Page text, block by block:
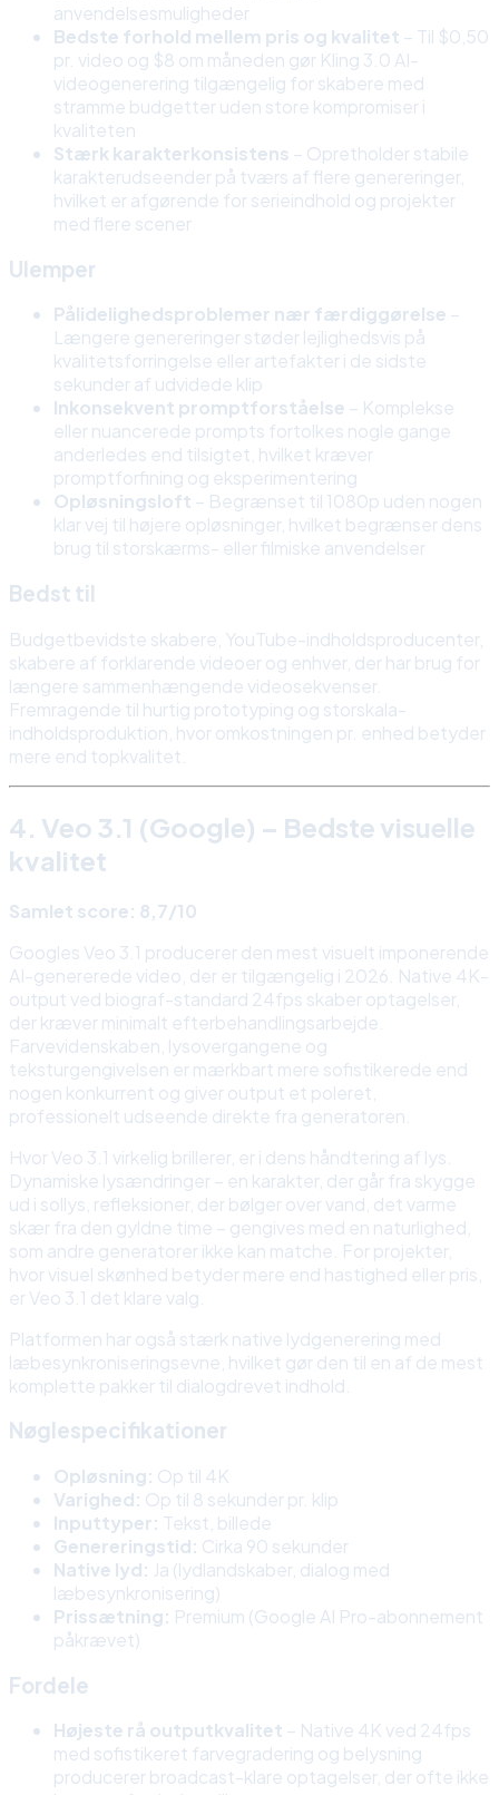
anvendelsesmuligheder
Bedste forhold mellem pris og kvalitet – Til $0,50
pr. video og $8 om måneden gør Kling 3.0 AI-
videogenerering tilgængelig for skabere med
stramme budgetter uden store kompromiser i
kvaliteten
Stærk karakterkonsistens – Opretholder stabile
karakterudseender på tværs af flere genereringer,
hvilket er afgørende for serieindhold og projekter
med flere scener
Ulemper
Pålidelighedsproblemer nær færdiggørelse –
Længere genereringer støder lejlighedsvis på
kvalitetsforringelse eller artefakter i de sidste
sekunder af udvidede klip
Inkonsekvent promptforståelse – Komplekse
eller nuancerede prompts fortolkes nogle gange
anderledes end tilsigtet, hvilket kræver
promptforfining og eksperimentering
Opløsningsloft – Begrænset til 1080p uden nogen
klar vej til højere opløsninger, hvilket begrænser dens
brug til storskærms- eller filmiske anvendelser
Bedst til
Budgetbevidste skabere, YouTube-indholdsproducenter,
skabere af forklarende videoer og enhver, der har brug for
længere sammenhængende videosekvenser.
Fremragende til hurtig prototyping og storskala-
indholdsproduktion, hvor omkostningen pr. enhed betyder
mere end topkvalitet.
4. Veo 3.1 (Google) – Bedste visuelle
kvalitet
Samlet score: 8,7/10
Googles Veo 3.1 producerer den mest visuelt imponerende
AI-genererede video, der er tilgængelig i 2026. Native 4K-
output ved biograf-standard 24fps skaber optagelser,
der kræver minimalt efterbehandlingsarbejde.
Farvevidenskaben, lysovergangene og
teksturgengivelsen er mærkbart mere sofistikerede end
nogen konkurrent og giver output et poleret,
professionelt udseende direkte fra generatoren.
Hvor Veo 3.1 virkelig brillerer, er i dens håndtering af lys.
Dynamiske lysændringer – en karakter, der går fra skygge
ud i sollys, refleksioner, der bølger over vand, det varme
skær fra den gyldne time – gengives med en naturlighed,
som andre generatorer ikke kan matche. For projekter,
hvor visuel skønhed betyder mere end hastighed eller pris,
er Veo 3.1 det klare valg.
Platformen har også stærk native lydgenerering med
læbesynkroniseringsevne, hvilket gør den til en af de mest
komplette pakker til dialogdrevet indhold.
Nøglespecifikationer
Opløsning: Op til 4K
Varighed: Op til 8 sekunder pr. klip
Inputtyper: Tekst, billede
Genereringstid: Cirka 90 sekunder
Native lyd: Ja (lydlandskaber, dialog med
læbesynkronisering)
Prissætning: Premium (Google AI Pro-abonnement
påkrævet)
Fordele
Højeste rå outputkvalitet – Native 4K ved 24fps
med sofistikeret farvegradering og belysning
producerer broadcast-klare optagelser, der ofte ikke